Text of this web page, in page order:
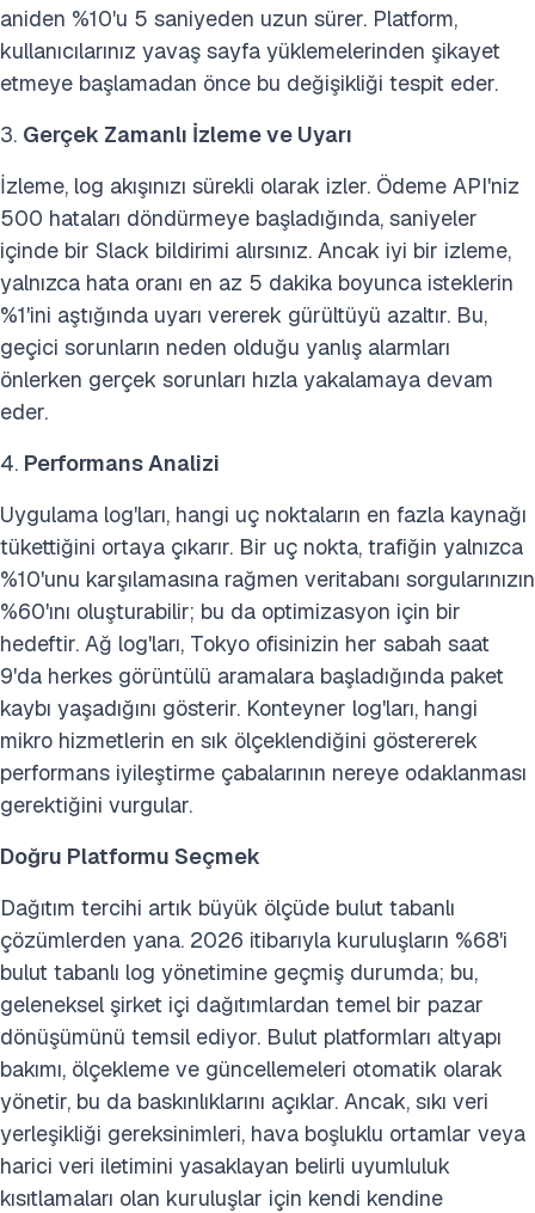
aniden %10'u 5 saniyeden uzun sürer. Platform,
kullanıcılarınız yavaş sayfa yüklemelerinden şikayet
etmeye başlamadan önce bu değişikliği tespit eder.
3. Gerçek Zamanlı İzleme ve Uyarı
İzleme, log akışınızı sürekli olarak izler. Ödeme API'niz
500 hataları döndürmeye başladığında, saniyeler
içinde bir Slack bildirimi alırsınız. Ancak iyi bir izleme,
yalnızca hata oranı en az 5 dakika boyunca isteklerin
%1'ini aştığında uyarı vererek gürültüyü azaltır. Bu,
geçici sorunların neden olduğu yanlış alarmları
önlerken gerçek sorunları hızla yakalamaya devam
eder.
4. Performans Analizi
Uygulama log'ları, hangi uç noktaların en fazla kaynağı
tükettiğini ortaya çıkarır. Bir uç nokta, trafiğin yalnızca
%10'unu karşılamasına rağmen veritabanı sorgularınızın
%60'ını oluşturabilir; bu da optimizasyon için bir
hedeftir. Ağ log'ları, Tokyo ofisinizin her sabah saat
9'da herkes görüntülü aramalara başladığında paket
kaybı yaşadığını gösterir. Konteyner log'ları, hangi
mikro hizmetlerin en sık ölçeklendiğini göstererek
performans iyileştirme çabalarının nereye odaklanması
gerektiğini vurgular.
Doğru Platformu Seçmek
Dağıtım tercihi artık büyük ölçüde bulut tabanlı
çözümlerden yana. 2026 itibarıyla kuruluşların %68'i
bulut tabanlı log yönetimine geçmiş durumda; bu,
geleneksel şirket içi dağıtımlardan temel bir pazar
dönüşümünü temsil ediyor. Bulut platformları altyapı
bakımı, ölçekleme ve güncellemeleri otomatik olarak
yönetir, bu da baskınlıklarını açıklar. Ancak, sıkı veri
yerleşikliği gereksinimleri, hava boşluklu ortamlar veya
harici veri iletimini yasaklayan belirli uyumluluk
kısıtlamaları olan kuruluşlar için kendi kendine